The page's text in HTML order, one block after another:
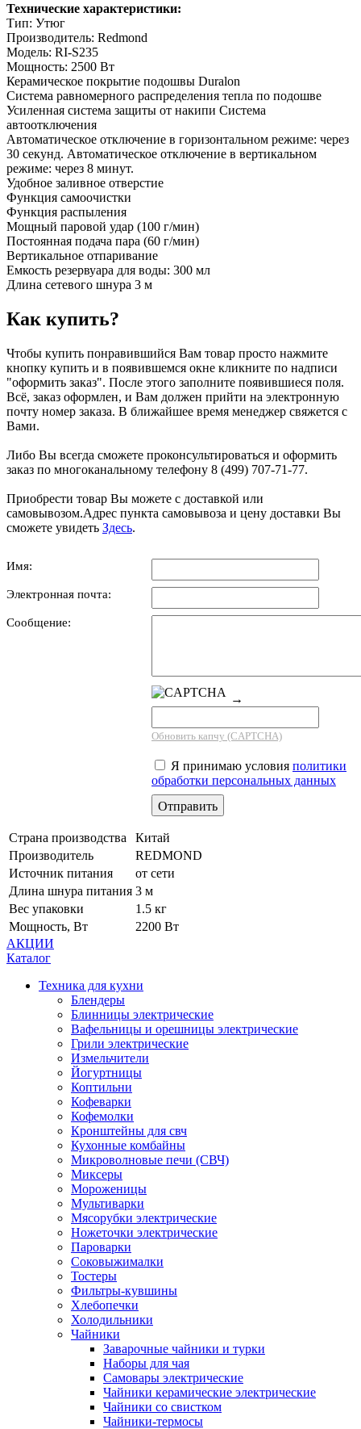
Технические характеристики:
Тип: Утюг
Производитель: Redmond
Модель: RI-S235
Мощность: 2500 Вт
Керамическое покрытие подошвы Duralon
Система равномерного распределения тепла по подошве
Усиленная система защиты от накипи Система
автоотключения
Автоматическое отключение в горизонтальном режиме: через
30 секунд. Автоматическое отключение в вертикальном
режиме: через 8 минут.
Удобное заливное отверстие
Функция самоочистки
Функция распыления
Мощный паровой удар (100 г/мин)
Постоянная подача пара (60 г/мин)
Вертикальное отпаривание
Емкость резервуара для воды: 300 мл
Длина сетевого шнура 3 м
Как купить?
Чтобы купить понравившийся Вам товар просто нажмите
кнопку купить и в появившемся окне кликните по надписи
"оформить заказ". После этого заполните появившиеся поля.
Всё, заказ оформлен, и Вам должен прийти на электронную
почту номер заказа. В ближайшее время менеджер свяжется с
Вами.
Либо Вы всегда сможете проконсультироваться и оформить
заказ по многоканальному телефону 8 (499) 707-71-77.
Приобрести товар Вы можете с доставкой или
самовывозом.Адрес пункта самовывоза и цену доставки Вы
сможете увидеть Здесь.
Имя:
Электронная почта:
Сообщение:
→
Обновить капчу (CAPTCHA)
Я принимаю условия политики
обработки персональных данных
Страна производства
Китай
Производитель
REDMOND
Источник питания
от сети
Длина шнура питания 3 м
Вес упаковки
1.5 кг
Мощность, Вт
2200 Вт
АКЦИИ
Каталог
Техника для кухни
Блендеры
Блинницы электрические
Вафельницы и орешницы электрические
Грили электрические
Измельчители
Йогуртницы
Коптильни
Кофеварки
Кофемолки
Кронштейны для свч
Кухонные комбайны
Микроволновые печи (СВЧ)
Миксеры
Мороженицы
Мультиварки
Мясорубки электрические
Ножеточки электрические
Пароварки
Соковыжималки
Тостеры
Фильтры-кувшины
Хлебопечки
Холодильники
Чайники
Заварочные чайники и турки
Наборы для чая
Самовары электрические
Чайники керамические электрические
Чайники со свистком
Чайники-термосы